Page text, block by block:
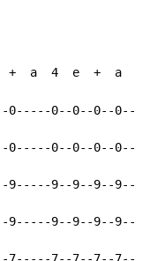
+  a  4  e  +  a
0-----0--0--0--
0-----0--0--0--
9-----9--9--9--
9-----9--9--9--